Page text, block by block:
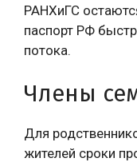
РАНХиГС
паспорт РФ
потока.
Члены
Для
жителей сроки